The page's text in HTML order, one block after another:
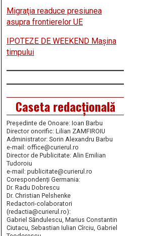
Migraţia readuce presiunea
asupra frontierelor UE
IPOTEZE DE WEEKEND Maşina
timpului
Caseta redacțională
Președinte de Onoare: Ioan Barbu
Director onorific: Lilian ZAMFIROIU
Administrator: Sorin Alexandru Barbu
e-mail: office@curierul.ro
Director de Publicitate: Alin Emilian
Tudoroiu
e-mail: publicitate@curierul.ro
Corespondenți Germania:
Dr. Radu Dobrescu
Dr. Christian Pelshenke
Redactori-colaboratori
(redactia@curierul.ro):
Gabriel Săndulescu, Marius Constantin
Ciutacu, Sebastian Iulian Cîrciu, Gabriel